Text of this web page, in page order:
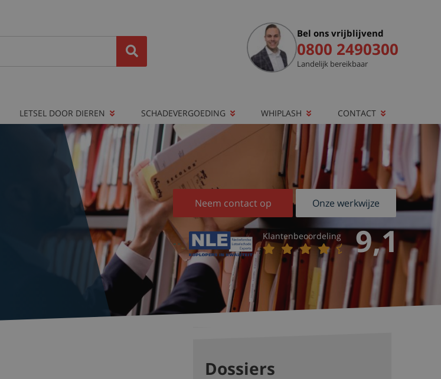
Bel ons vrijblijvend
0800 2490300
Landelijk bereikbaar
LETSEL DOOR DIEREN SCHADEVERGOEDING WHIPLASH CONTACT
Neem contact op Onze werkwijze
9,1
Klantenbeoordeling
Dossiers